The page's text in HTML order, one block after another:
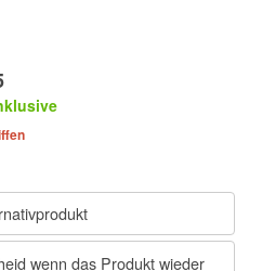
wenn das Produkt wieder